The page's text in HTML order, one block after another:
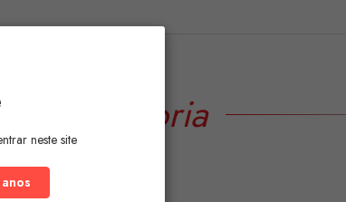
Categoria
neste site